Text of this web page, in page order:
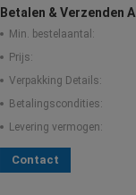
Betalen & Verzenden
Min. bestelaantal:
Prijs:
Verpakking Details:
Betalingscondities:
Levering vermogen:
Contact